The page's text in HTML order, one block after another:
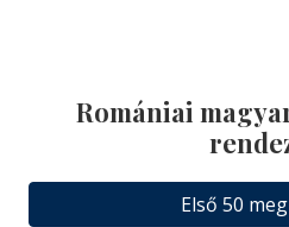
Romániai
Első 50